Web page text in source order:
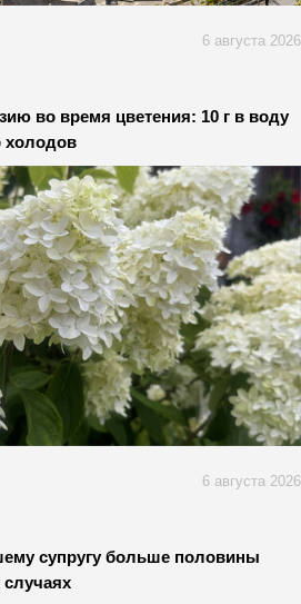
6 августа 2026
во время цветения: 10 г в воду
6 августа 2026
супругу больше половины
случаях